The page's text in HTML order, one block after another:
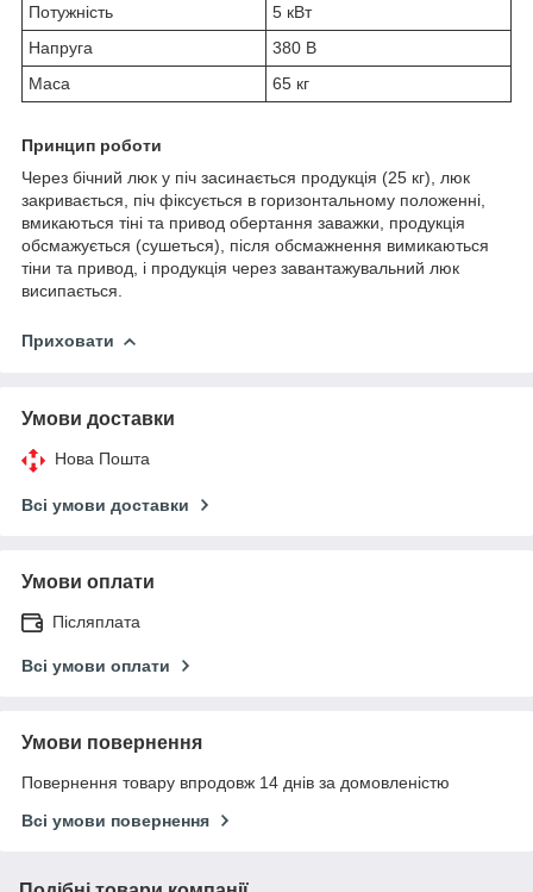
Потужність
5 кВт
Напруга
380 В
Маса
65 кг
Принцип роботи
Через бічний люк у піч засинається продукція (25 кг), люк
закривається, піч фіксується в горизонтальному положенні,
вмикаються тіні та привод обертання заважки, продукція
обсмажується (сушеться), після обсмажнення вимикаються
тіни та привод, і продукція через завантажувальний люк
висипається.
Приховати
Умови доставки
Нова Пошта
Всі умови доставки
Умови оплати
Післяплата
Всі умови оплати
Умови повернення
Повернення товару впродовж 14 днів за домовленістю
Всі умови повернення